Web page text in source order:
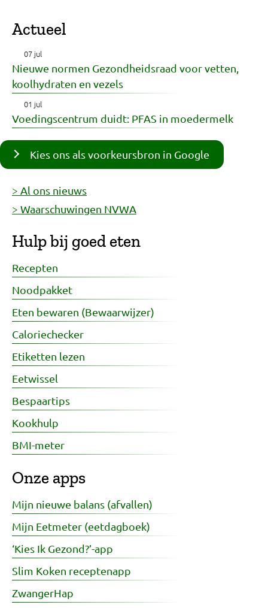
Actueel
07 jul
Nieuwe normen Gezondheidsraad voor vetten,
koolhydraten en vezels
01 jul
Voedingscentrum duidt: PFAS in moedermelk
Kies ons als voorkeursbron in Google
> Al ons nieuws
> Waarschuwingen NVWA
Hulp bij goed eten
Recepten
Noodpakket
Eten bewaren (Bewaarwijzer)
Caloriechecker
Etiketten lezen
Eetwissel
Bespaartips
Kookhulp
BMI-meter
Onze apps
Mijn nieuwe balans (afvallen)
Mijn Eetmeter (eetdagboek)
‘Kies Ik Gezond?’-app
Slim Koken receptenapp
ZwangerHap